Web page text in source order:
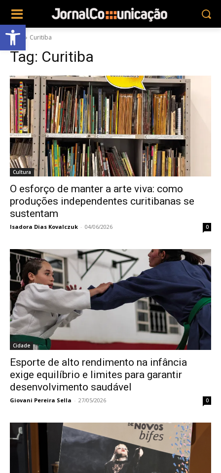
Abrir a barra de ferramentas
Tags Curitiba
Tag: Curitiba
Cultura
O esforço de manter a arte viva: como
produções independentes curitibanas se
sustentam
Isadora Dias Kovalczuk - 04/06/2026 0
Cidade
Esporte de alto rendimento na infância
exige equilíbrio e limites para garantir
desenvolvimento saudável
Giovani Pereira Sella - 27/05/2026 0